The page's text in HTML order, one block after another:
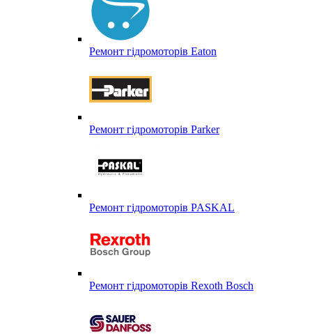
Ремонт гідромоторів Eaton
Ремонт гідромоторів Parker
Ремонт гідромоторів PASKAL
Ремонт гідромоторів Rexoth Bosch